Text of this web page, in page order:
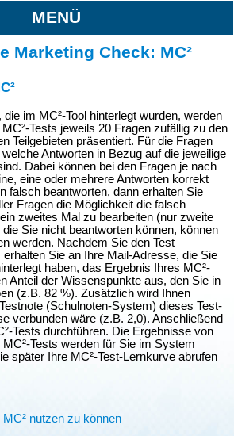
MENÜ
Marketing Check: MC²
im MC²-Tool hinterlegt wurden, werden
MC²-Tests jeweils 20 Fragen zufällig zu den
Teilgebieten präsentiert. Für die Fragen
Antworten in Bezug auf die jeweilige
Dabei können bei den Fragen je nach
eine oder mehrere Antworten korrekt
falsch beantworten, dann erhalten Sie
Fragen die Möglichkeit die falsch
zweites Mal zu bearbeiten (nur zweite
Sie nicht beantworten können, können
werden. Nachdem Sie den Test
Sie an Ihre Mail-Adresse, die Sie
haben, das Ergebnis Ihres MC²-
Anteil der Wissenspunkte aus, den Sie in
(z.B. 82 %). Zusätzlich wird Ihnen
(Schulnoten-System) dieses Test-
verbunden wäre (z.B. 2,0). Anschließend
Tests durchführen. Die Ergebnisse von
Tests werden für Sie im System
später Ihre MC²-Test-Lernkurve abrufen
nutzen zu können